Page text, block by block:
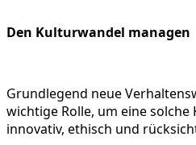
Den Kulturwandel managen
Grundlegend neue
wichtige Rolle, um eine
innovativ, ethisch und